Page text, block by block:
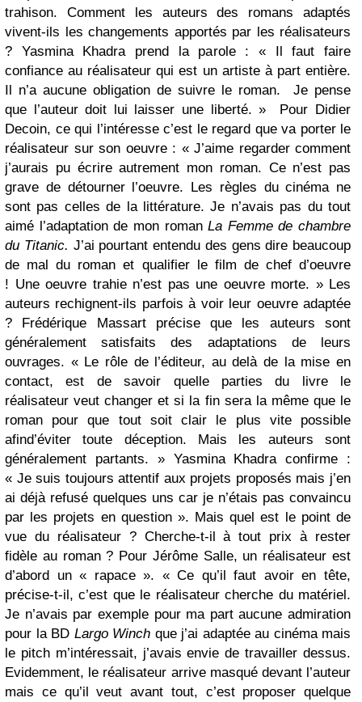
trahison. Comment les auteurs des romans adaptés
vivent-ils les changements apportés par les réalisateurs
? Yasmina Khadra prend la parole : « Il faut faire
confiance au réalisateur qui est un artiste à part entière.
Il n’a aucune obligation de suivre le roman. Je pense
que l’auteur doit lui laisser une liberté. » Pour Didier
Decoin, ce qui l’intéresse c’est le regard que va porter le
réalisateur sur son oeuvre : « J’aime regarder comment
j’aurais pu écrire autrement mon roman. Ce n’est pas
grave de détourner l’oeuvre. Les règles du cinéma ne
sont pas celles de la littérature. Je n’avais pas du tout
aimé l’adaptation de mon romanLa Femme de chambre
du Titanic. J’ai pourtant entendu des gens dire beaucoup
de mal du roman et qualifier le film de chef d’oeuvre
! Une oeuvre trahie n’est pas une oeuvre morte. » Les
auteurs rechignent-ils parfois à voir leur oeuvre adaptée
? Frédérique Massart précise que les auteurs sont
généralement satisfaits des adaptations de leurs
ouvrages. « Le rôle de l’éditeur, au delà de la mise en
contact, est de savoir quelle parties du livre le
réalisateur veut changer et si la fin sera la même que le
roman pour que tout soit clair le plus vite possible
afind’éviter toute déception. Mais les auteurs sont
généralement partants. » Yasmina Khadra confirme :
« Je suis toujours attentif aux projets proposés mais j’en
ai déjà refusé quelques uns car je n’étais pas convaincu
par les projets en question ». Mais quel est le point de
vue du réalisateur ? Cherche-t-il à tout prix à rester
fidèle au roman ? Pour Jérôme Salle, un réalisateur est
d’abord un « rapace ». « Ce qu’il faut avoir en tête,
précise-t-il, c’est que le réalisateur cherche du matériel.
Je n’avais par exemple pour ma part aucune admiration
pour la BD Largo Winch que j’ai adaptée au cinéma mais
le pitch m’intéressait, j’avais envie de travailler dessus.
Evidemment, le réalisateur arrive masqué devant l’auteur
mais ce qu’il veut avant tout, c’est proposer quelque